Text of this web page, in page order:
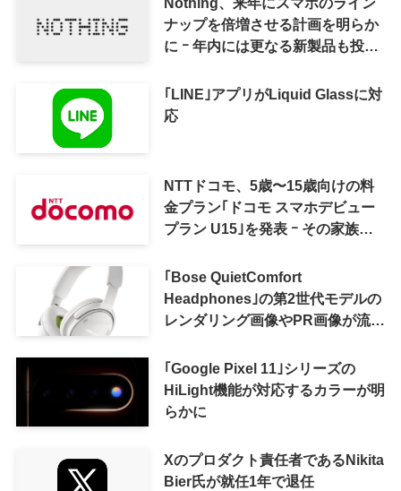
ナップを倍増させる計画を明らか
に ｰ 年内には更なる新製品も投入
｢LINE｣アプリがLiquid Glassに対
応
NTTドコモ、5歳〜15歳向けの料
金プラン｢ドコモ スマホデビュー
プラン U15｣を発表 ｰ その家族が
｢Bose QuietComfort
Headphones｣の第2世代モデルの
レンダリング画像やPR画像が流出
｢Google Pixel 11｣シリーズの
HiLight機能が対応するカラーが明
らかに
Xのプロダクト責任者であるNikita
Bier氏が就任1年で退任